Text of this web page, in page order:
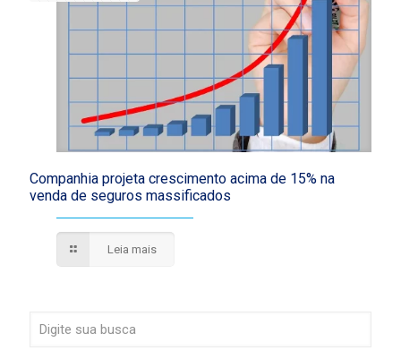
Companhia projeta crescimento acima de 15% na
venda de seguros massificados
Leia mais